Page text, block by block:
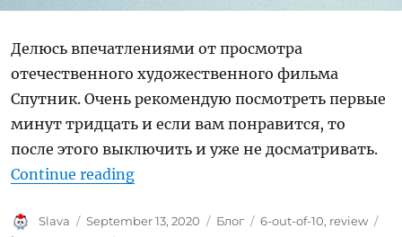
Делюсь впечатлениями от просмотра
отечественного художественного фильма
Спутник. Очень рекомендую посмотреть первые
минут тридцать и если вам понравится, то
после этого выключить и уже не досматривать.
Continue reading“Ревью: Спутник (2020)”
Author
Slava
Posted
September 13, 2020 Categories
Блог Tags
6-out-of-10, review